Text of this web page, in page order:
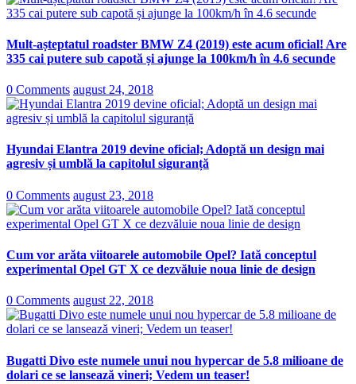
Mult-așteptatul roadster BMW Z4 (2019) este acum oficial! Are
335 cai putere sub capotă și ajunge la 100km/h în 4.6 secunde
0 Comments august 24, 2018
Hyundai Elantra 2019 devine oficial; Adoptă un design mai
agresiv și umblă la capitolul siguranță
0 Comments august 23, 2018
Cum vor arăta viitoarele automobile Opel? Iată conceptul
experimental Opel GT X ce dezvăluie noua linie de design
0 Comments august 22, 2018
Bugatti Divo este numele unui nou hypercar de 5.8 milioane de
dolari ce se lansează vineri; Vedem un teaser!